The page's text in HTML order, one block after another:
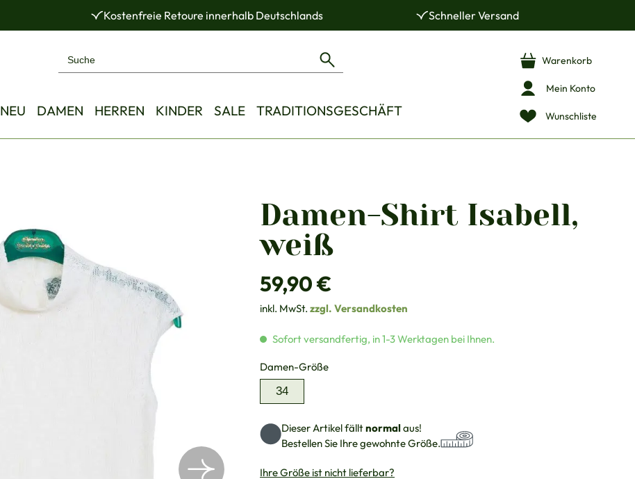
Kostenfreie Retoure innerhalb Deutschlands Schneller Versand
NEU DAMEN HERREN KINDER SALE TRADITIONSGESCHÄFT Wunschliste
Mein Konto
Warenkorb
Damen-Shirt Isabell,
weiß
Regulärer Preis:
59,90 €
inkl. MwSt. zzgl. Versandkosten
Sofort versandfertig, in 1-3 Werktagen bei Ihnen.
Damen-Größeauswählen
34
Dieser Artikel fälltnormalaus!
Bestellen Sie Ihre gewohnte Größe.
Ihre Größe ist nicht lieferbar?